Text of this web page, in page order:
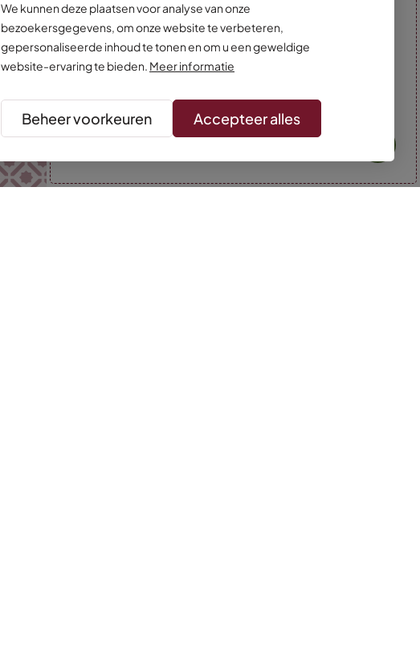
We kunnen deze plaatsen voor analyse van onze
bezoekersgegevens, om onze website te verbeteren,
gepersonaliseerde inhoud te tonen en om u een geweldige
website-ervaring te bieden. Meer informatie
Beheer voorkeuren Accepteer alles